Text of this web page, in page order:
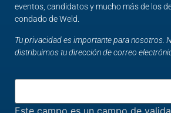
eventos, candidatos y mucho más de los
condado de Weld.
Tu privacidad es importante para nosotros.
distribuimos tu dirección de correo
Este campo es un campo de